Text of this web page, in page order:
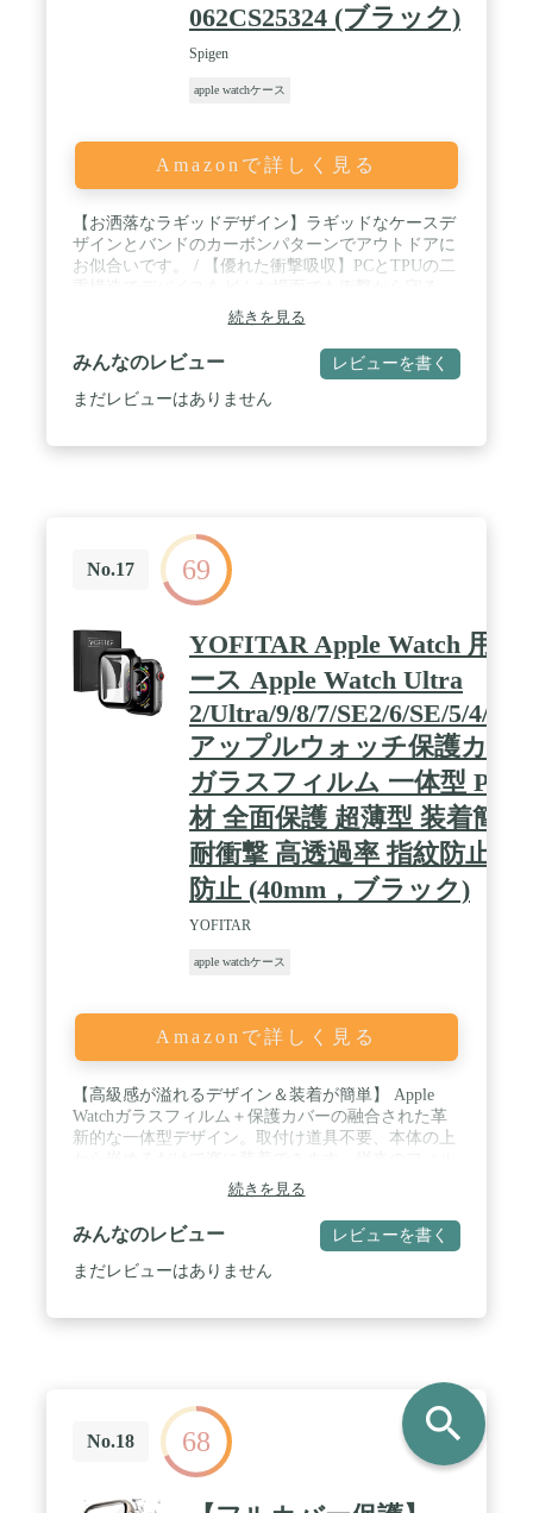
062CS25324 (ブラック)
Spigen
apple watchケース
Amazonで詳しく見る
【お洒落なラギッドデザイン】ラギッドなケースデ
ザインとバンドのカーボンパターンでアウトドアに
お似合いです。 / 【優れた衝撃吸収】PCとTPUの二
究極の一体型ケースです。 / 【ボタン操作を考慮し
た設計】ボタンの操作性を損ねないよう設計にこだ
わりました。 / 【フィット感抜群のバンド】バンド
サイズ調節がこまめに出来るよう穴を開けました。
また、バックルと固定ループで誰の手首にもフィッ
続きを見る
みんなのレビュー レビューを書く
まだレビューはありません
No.17 69
YOFITAR Apple Watch 用 ケ
ース Apple Watch Ultra
2/Ultra/9/8/7/SE2/6/SE/5/4/3/
アップルウォッチ保護カバ
ガラスフィルム 一体型 PC素
材 全面保護 超薄型 装着簡単
耐衝撃 高透過率 指紋防止 傷
防止 (40mm，ブラック)
YOFITAR
apple watchケース
Amazonで詳しく見る
【高級感が溢れるデザイン＆装着が簡単】 Apple
Watchガラスフィルム＋保護カバーの融合された革
新的な一体型デザイン。取付け道具不要、本体の上
ム貼りの手間も省けます。 / 【9Hの硬度＆高透過
率】 硬度9Hと強靭な液晶部保護フィルムで、外部
の衝撃から大切なApple Watchを守ります。また、透
明度の高い液晶ガラス素材で作れられており、本来
の明るくカラフルな画質を保ちます。 / 【全面保護
便利】 ケースを装着したままでもスムーズな操作感
を実現。各ボタン操作や充電ホールへの接続もスム
ーズでノンストレスです。※手洗いする際に、接着
面の隙間からお水が入ってしまう事はございますの
で、水に濡れないようにご注意ください。 / 【対応
モデル＆より使いやすく、より守る】Apple Watch第
続きを見る
みんなのレビュー レビューを書く
まだレビューはありません
No.18 68 search